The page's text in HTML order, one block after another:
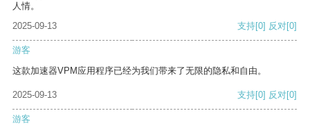
人情。
2025-09-13
支持[0] 反对[0]
游客
这款加速器VPM应用程序已经为我们带来了无限的隐私和自由。
2025-09-13 支持[0] 反对[0]
游客